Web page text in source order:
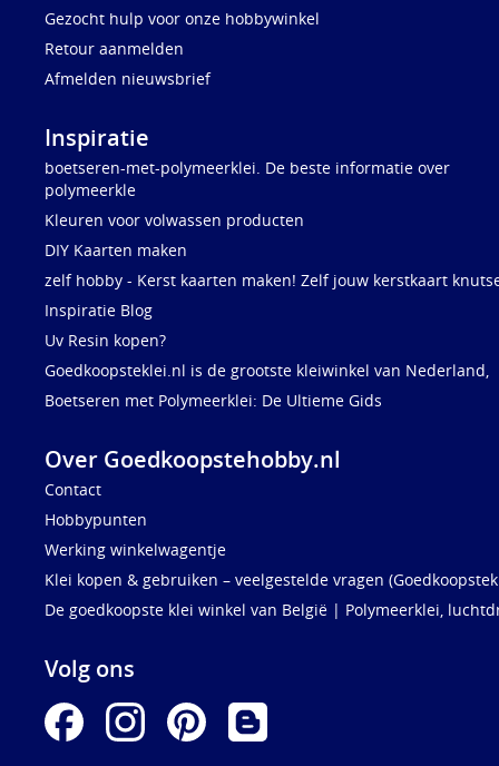
Gezocht hulp voor onze hobbywinkel
Retour aanmelden
Afmelden nieuwsbrief
Inspiratie
boetseren-met-polymeerklei. De beste informatie over
polymeerkle
Kleuren voor volwassen producten
DIY Kaarten maken
zelf hobby - Kerst kaarten maken! Zelf jouw kerstkaart
Inspiratie Blog
Uv Resin kopen?
Goedkoopsteklei.nl is de grootste kleiwinkel van Nederland,
Boetseren met Polymeerklei: De Ultieme Gids
Over Goedkoopstehobby.nl
Contact
Hobbypunten
Werking winkelwagentje
Klei kopen & gebruiken – veelgestelde vragen
De goedkoopste klei winkel van België | Polymeerklei,
Volg ons